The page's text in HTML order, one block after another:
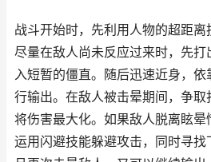
战斗开始时，先利用人物的超距离
尽量在敌人尚未反应过来时，先
入短暂的僵直。随后迅速近身，
行输出。在敌人被击晕期间，争取
将伤害最大化。如果敌人脱离眩
运用闪避技能躲避攻击，同时寻